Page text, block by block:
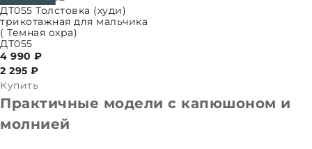
ДТ055 Толстовка (худи)
трикотажная для мальчика
( Темная охра)
ДТ055
4 990 ₽
2 295 ₽
Купить
Практичные модели с капюшоном и
молнией